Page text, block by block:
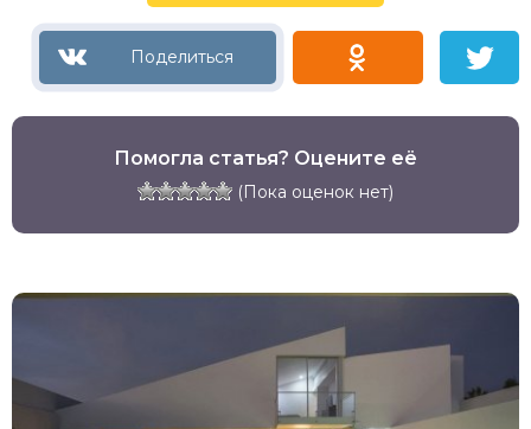
Помогла статья? Оцените её
(Пока оценок нет)